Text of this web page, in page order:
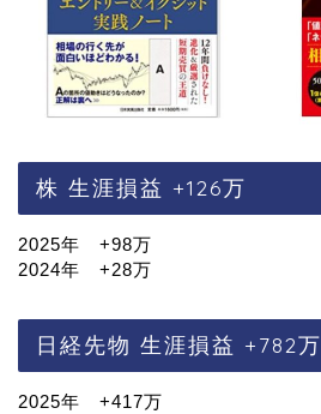
株 生涯損益 +126万
2025年 +98万
2024年 +28万
日経先物 生涯損益 +782万
2025年 +417万